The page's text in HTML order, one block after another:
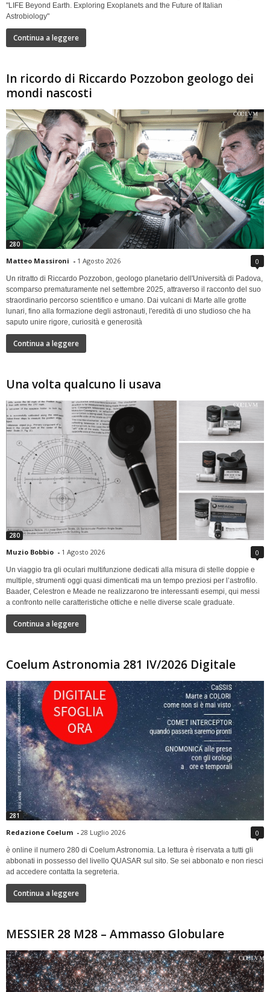
"LIFE Beyond Earth. Exploring Exoplanets and the Future of Italian
Astrobiology"
Continua a leggere
In ricordo di Riccardo Pozzobon geologo dei
mondi nascosti
280
Matteo Massironi - 1 Agosto 2026 0
Un ritratto di Riccardo Pozzobon, geologo planetario dell'Università di Padova,
scomparso prematuramente nel settembre 2025, attraverso il racconto del suo
straordinario percorso scientifico e umano. Dai vulcani di Marte alle grotte
lunari, fino alla formazione degli astronauti, l'eredità di uno studioso che ha
saputo unire rigore, curiosità e generosità
Continua a leggere
Una volta qualcuno li usava
280
Muzio Bobbio - 1 Agosto 2026 0
Un viaggio tra gli oculari multifunzione dedicati alla misura di stelle doppie e
multiple, strumenti oggi quasi dimenticati ma un tempo preziosi per l’astrofilo.
Baader, Celestron e Meade ne realizzarono tre interessanti esempi, qui messi
a confronto nelle caratteristiche ottiche e nelle diverse scale graduate.
Continua a leggere
Coelum Astronomia 281 IV/2026 Digitale
281
Redazione Coelum - 28 Luglio 2026 0
è online il numero 280 di Coelum Astronomia. La lettura è riservata a tutti gli
abbonati in possesso del livello QUASAR sul sito. Se sei abbonato e non riesci
ad accedere contatta la segreteria.
Continua a leggere
MESSIER 28 M28 – Ammasso Globulare